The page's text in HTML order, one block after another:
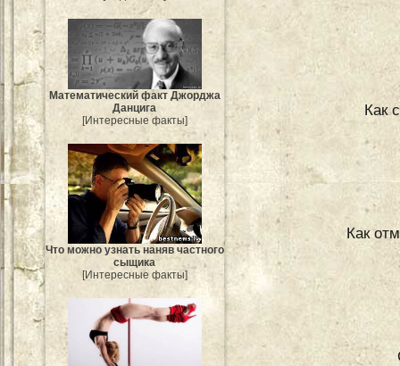
Mатематический факт Джорджа
Данцига
[Интересные факты]
Что можно узнать наняв частного
сыщика
[Интересные факты]
Как
Как